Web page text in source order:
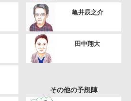
亀井辰之介
田中翔大
その他の予想陣